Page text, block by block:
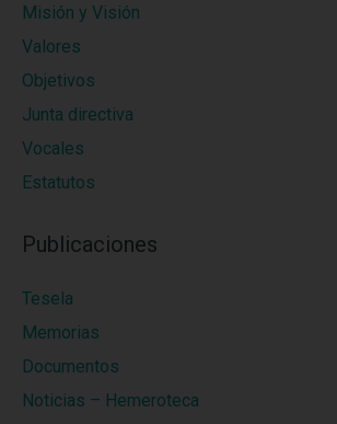
Misión y Visión
Valores
Objetivos
Junta directiva
Vocales
Estatutos
Publicaciones
Tesela
Memorias
Documentos
Noticias – Hemeroteca